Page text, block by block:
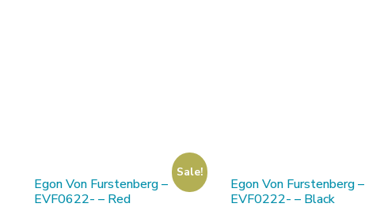
Sale!
Egon Von Furstenberg –
EVF0622- – Red
Egon Von Furstenberg –
EVF0222- – Black